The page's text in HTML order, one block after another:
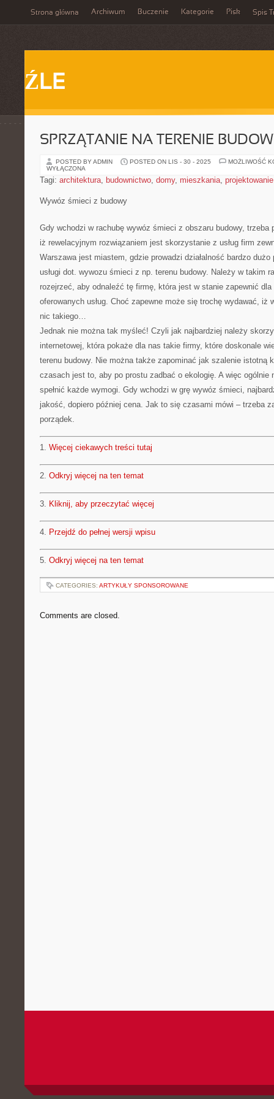
Strona główna Archiwum Buczenie Kategorie Pisk Spis
ŹLE
SPRZĄTANIE NA TERENIE
POSTED BY ADMIN POSTED ON LIS - 30 - 2025
MOŻLIWOŚĆ
WYŁĄCZONA
Tagi: architektura, budownictwo, domy, mieszkania, projektowanie
Wywóz śmieci z budowy
Gdy wchodzi w rachubę wywóz śmieci z obszaru budowy,
iż rewelacyjnym rozwiązaniem jest skorzystanie z usług firm
Warszawa jest miastem, gdzie prowadzi działalność bardzo
usługi dot. wywozu śmieci z np. terenu budowy. Należy w takim
rozejrzeć, aby odnaleźć tę firmę, która jest w stanie zapewnić
oferowanych usług. Choć zapewne może się trochę wydawać, iż
nic takiego…
Jednak nie można tak myśleć! Czyli jak najbardziej należy
internetowej, która pokaże dla nas takie firmy, które doskonale
terenu budowy. Nie można także zapominać jak szalenie istotną
czasach jest to, aby po prostu zadbać o ekologię. A więc ogólnie
spełnić każde wymogi. Gdy wchodzi w grę wywóz śmieci,
jakość, dopiero później cena. Jak to się czasami mówi – trzeba
porządek.
1. Więcej ciekawych treści tutaj
2. Odkryj więcej na ten temat
3. Kliknij, aby przeczytać więcej
4. Przejdź do pełnej wersji wpisu
5. Odkryj więcej na ten temat
CATEGORIES: ARTYKUŁY SPONSOROWANE
Comments are closed.